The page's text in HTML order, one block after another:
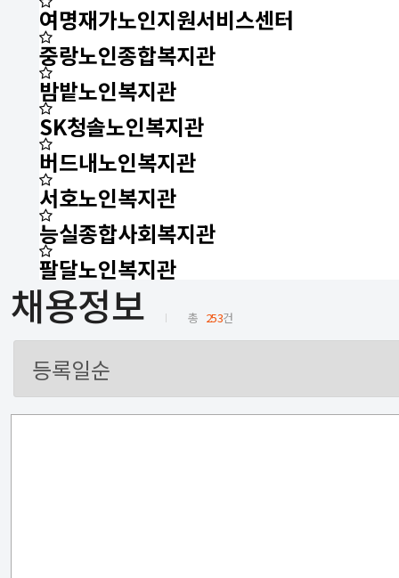
여명재가노인지원서비스센터
중랑노인종합복지관
밤밭노인복지관
SK청솔노인복지관
버드내노인복지관
서호노인복지관
능실종합사회복지관
팔달노인복지관
채용정보 총 253건